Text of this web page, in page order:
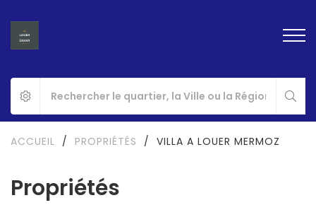
Propriétés
ACCUEIL / PROPRIÉTÉS / VILLA A LOUER MERMOZ